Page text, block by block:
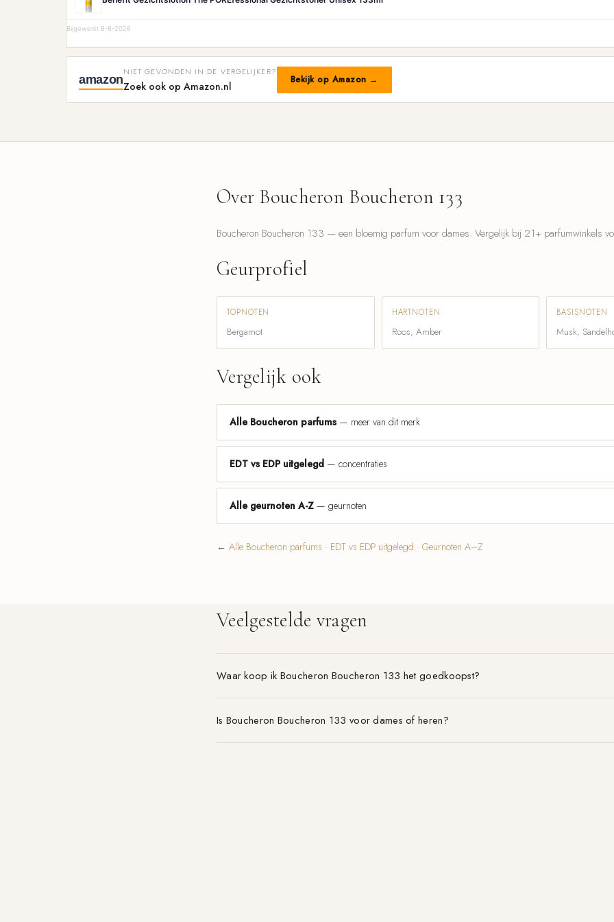
Bijgewerkt 8-8-2026
amazon
NIET GEVONDEN IN DE VERGELIJKER?
Zoek ook op Amazon.nl Bekijk op Amazon →
Over Boucheron Boucheron 133
Boucheron Boucheron 133 — een bloemig parfum voor dames. Vergelijk bij 21+ parfumwinkels
Geurprofiel
TOPNOTEN
Bergamot
HARTNOTEN
Roos, Amber
BASISNOTEN
Musk,
Vergelijk ook
Alle Boucheron parfums — meer van dit merk
EDT vs EDP uitgelegd — concentraties
Alle geurnoten A-Z — geurnoten
← Alle Boucheron parfums · EDT vs EDP uitgelegd · Geurnoten A–Z
Veelgestelde vragen
Waar koop ik Boucheron Boucheron 133 het goedkoopst?
Is Boucheron Boucheron 133 voor dames of heren?